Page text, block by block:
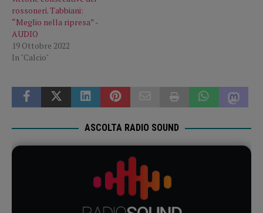
rossoneri. Tabbiani:
“Meglio nella ripresa” -
AUDIO
19 Ottobre 2022
In "Calcio"
ASCOLTA RADIO SOUND